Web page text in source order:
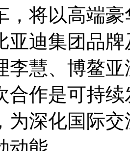
，将以高端
亚迪集团品
李慧、博鳌
合作是可持
为深化国际